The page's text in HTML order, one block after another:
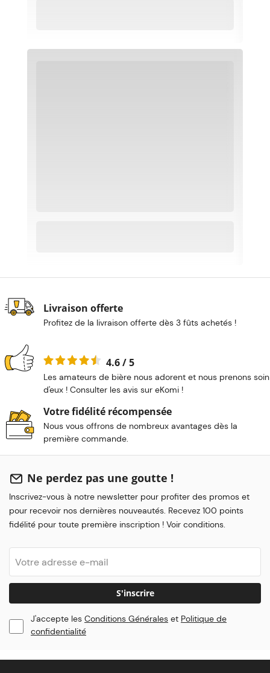
Livraison offerte
Profitez de la livraison offerte dès 3 fûts achetés !
4.6 / 5
Les amateurs de bière nous adorent et nous prenons soin
d'eux ! Consulter les avis sur eKomi !
Votre fidélité récompensée
Nous vous offrons de nombreux avantages dès la
première commande.
Ne perdez pas une goutte !
Inscrivez-vous à notre newsletter pour profiter des promos et
pour recevoir nos dernières nouveautés. Recevez 100 points
fidélité pour toute première inscription ! Voir conditions.
S'inscrire
J'accepte les Conditions Générales et Politique de
confidentialité